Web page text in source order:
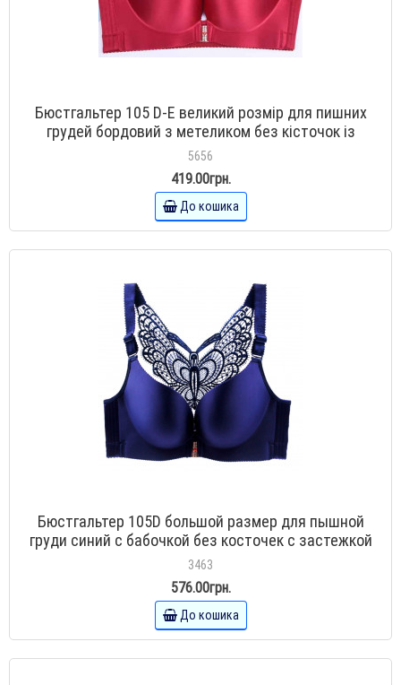
Бюстгальтер 105 D-E великий розмір для пишних
грудей бордовий з метеликом без кісточок із
застібкою спереду
5656
419.00грн.
До кошика
Бюстгальтер 105D большой размер для пышной
груди синий с бабочкой без косточек с застежкой
спереди
3463
576.00грн.
До кошика